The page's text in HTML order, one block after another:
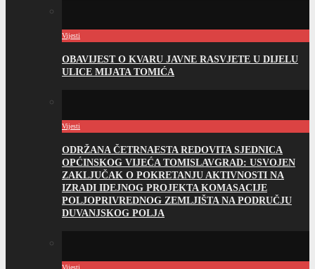
Vijesti
OBAVIJEST O KVARU JAVNE RASVJETE U DIJELU
ULICE MIJATA TOMIĆA
Vijesti
ODRŽANA ČETRNAESTA REDOVITA SJEDNICA
OPĆINSKOG VIJEĆA TOMISLAVGRAD: USVOJEN
ZAKLJUČAK O POKRETANJU AKTIVNOSTI NA
IZRADI IDEJNOG PROJEKTA KOMASACIJE
POLJOPRIVREDNOG ZEMLJIŠTA NA PODRUČJU
DUVANJSKOG POLJA
Vijesti